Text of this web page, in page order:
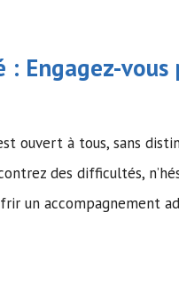
: Engagez-vous
ouvert à tous, sans
des difficultés,
un accompagnement